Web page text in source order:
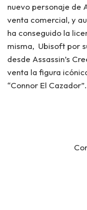
nuevo personaje de
venta comercial, y
ha conseguido la
misma, Ubisoft por
desde Assassin’s
venta la figura
“Connor El Cazador”.